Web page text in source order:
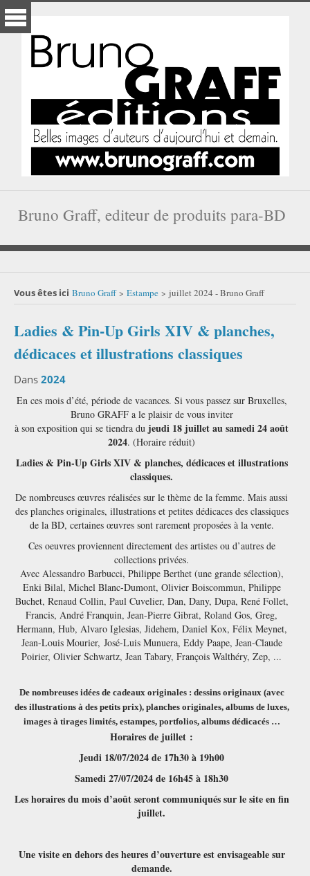
Bruno Graff, editeur de produits para-BD
Vous êtes ici Bruno Graff > Estampe > juillet 2024 - Bruno Graff
Ladies & Pin-Up Girls XIV & planches,
dédicaces et illustrations classiques
Dans 2024
En ces mois d’été, période de vacances. Si vous passez sur Bruxelles,
Bruno GRAFF a le plaisir de vous inviter
à son exposition qui se tiendra du jeudi 18 juillet au samedi 24 août
2024. (Horaire réduit)
Ladies & Pin-Up Girls XIV & planches, dédicaces et illustrations
classiques.
De nombreuses œuvres réalisées sur le thème de la femme. Mais aussi
des planches originales, illustrations et petites dédicaces des classiques
de la BD, certaines œuvres sont rarement proposées à la vente.
Ces oeuvres proviennent directement des artistes ou d’autres de
collections privées.
Avec Alessandro Barbucci, Philippe Berthet (une grande sélection),
Enki Bilal, Michel Blanc-Dumont, Olivier Boiscommun, Philippe
Buchet, Renaud Collin, Paul Cuvelier, Dan, Dany, Dupa, René Follet,
Francis, André Franquin, Jean-Pierre Gibrat, Roland Gos, Greg,
Hermann, Hub, Alvaro Iglesias, Jidehem, Daniel Kox, Félix Meynet,
Jean-Louis Mourier, José-Luis Munuera, Eddy Paape, Jean-Claude
Poirier, Olivier Schwartz, Jean Tabary, François Walthéry, Zep, ...
De nombreuses idées de cadeaux originales : dessins originaux (avec
des illustrations à des petits prix), planches originales, albums de luxes,
images à tirages limités, estampes, portfolios, albums dédicacés …
Horaires de juillet :
Jeudi 18/07/2024 de 17h30 à 19h00
Samedi 27/07/2024 de 16h45 à 18h30
Les horaires du mois d’août seront communiqués sur le site en fin
juillet.
Une visite en dehors des heures d’ouverture est envisageable sur
demande.